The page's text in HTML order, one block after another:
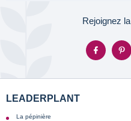
Rejoignez la
LEADERPLANT
La pépinière